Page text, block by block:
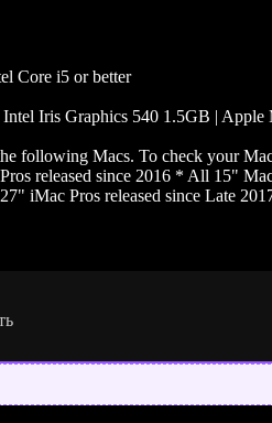
Core i5 or better
Iris Graphics 540 1.5GB | Apple
following Macs. To check your
released since 2016 * All 15"
iMac Pros released since Late